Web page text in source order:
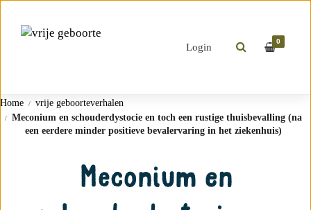
Login 0
Home
vrije geboorteverhalen
Meconium en schouderdystocie en toch een rustige thuisbevalling (na
een eerdere minder positieve bevalervaring in het ziekenhuis)
Meconium en